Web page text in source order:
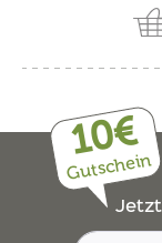
10€
Gutschein